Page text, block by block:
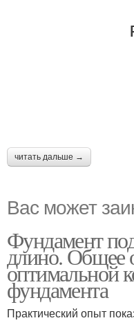
читать дальше →
Вас может
Фундамент
длино. Общее
оптимальной
фундамента
Практический опыт